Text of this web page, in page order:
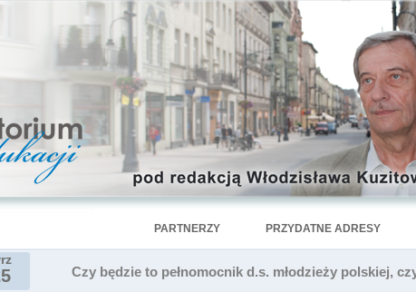
PARTNERZY PRZYDATNE ADRESY
Czy będzie to pełnomocnik d.s. młodzieży polskiej,